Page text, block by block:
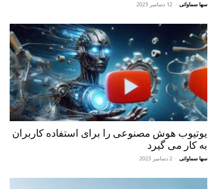
سها سماواتی - 12 دسامبر 2023
یوتیوب هوش مصنوعی را برای استفاده کاربران
به کار می گیرد
سها سماواتی - 2 دسامبر 2023